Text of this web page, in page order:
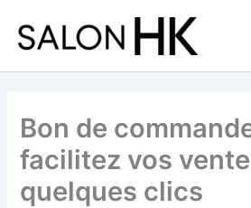
contenu
Bon de
facilitez vos
quelques clics